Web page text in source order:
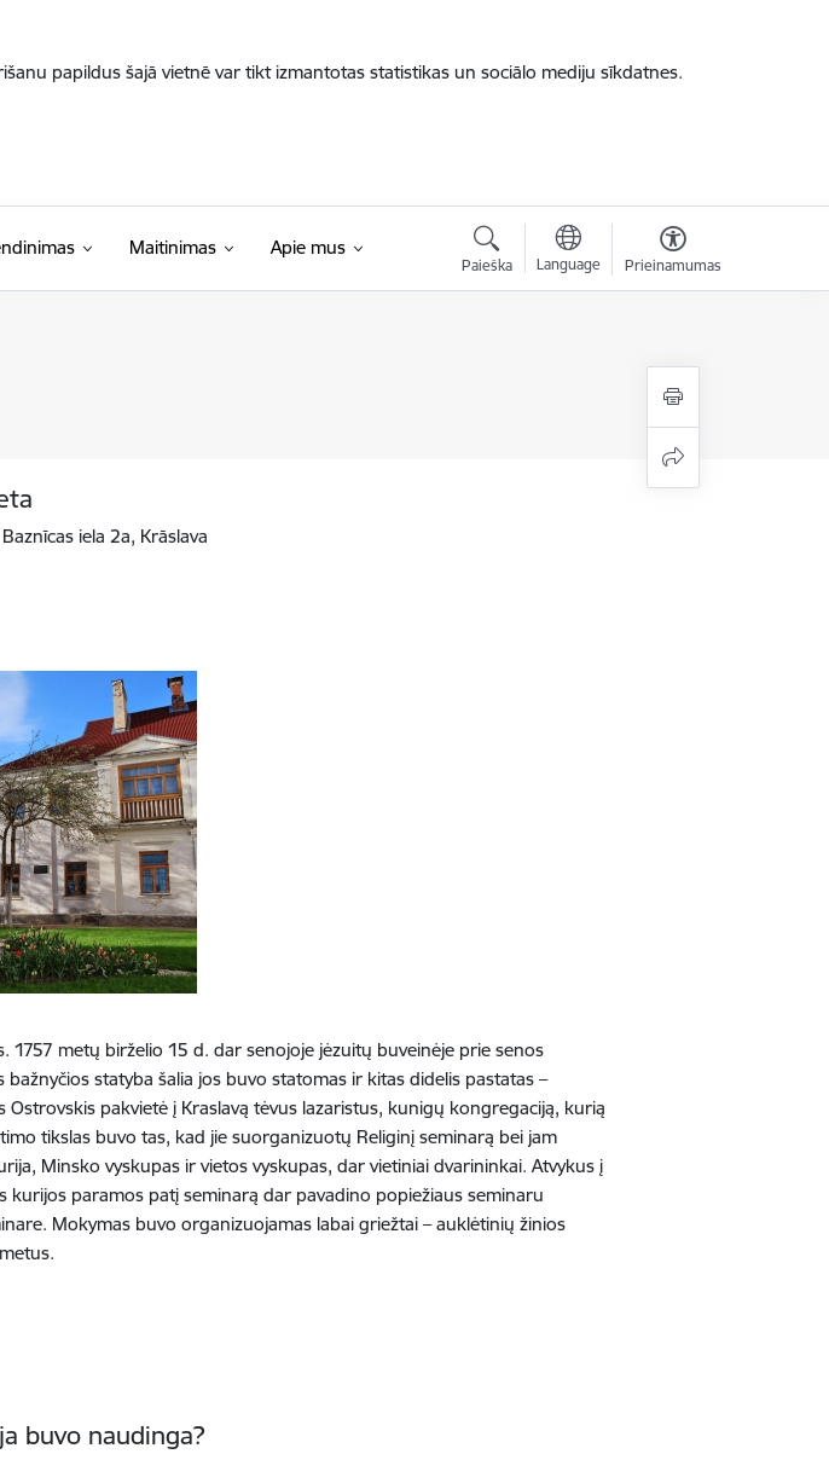
papildus šajā vietnē var tikt izmantotas statistikas un sociālo mediju sīkdatnes.
Maitinimas Apie mus
Paieška Language Prieinamumas
Baznīcas iela 2a, Krāslava
1757 metų birželio 15 d. dar senojoje jėzuitų buveinėje prie senos
statyba šalia jos buvo statomas ir kitas didelis pastatas –
pakvietė į Kraslavą tėvus lazaristus, kunigų kongregaciją, kurią
tikslas buvo tas, kad jie suorganizuotų Religinį seminarą bei jam
Minsko vyskupas ir vietos vyskupas, dar vietiniai dvarininkai. Atvykus į
kurijos paramos patį seminarą dar pavadino popiežiaus seminaru
Mokymas buvo organizuojamas labai griežtai – auklėtinių žinios
buvo naudinga?